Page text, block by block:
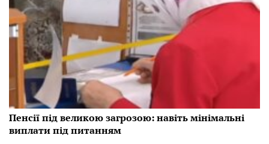
Пенсії під великою загрозою: навіть мінімальні
виплати під питанням